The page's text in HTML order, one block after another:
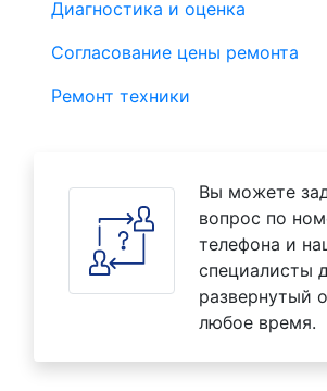
Диагностика и оценка
Согласование цены ремонта
Ремонт техники
Вы можете
вопрос по
телефона и
специалисты
развернутый
любое время.